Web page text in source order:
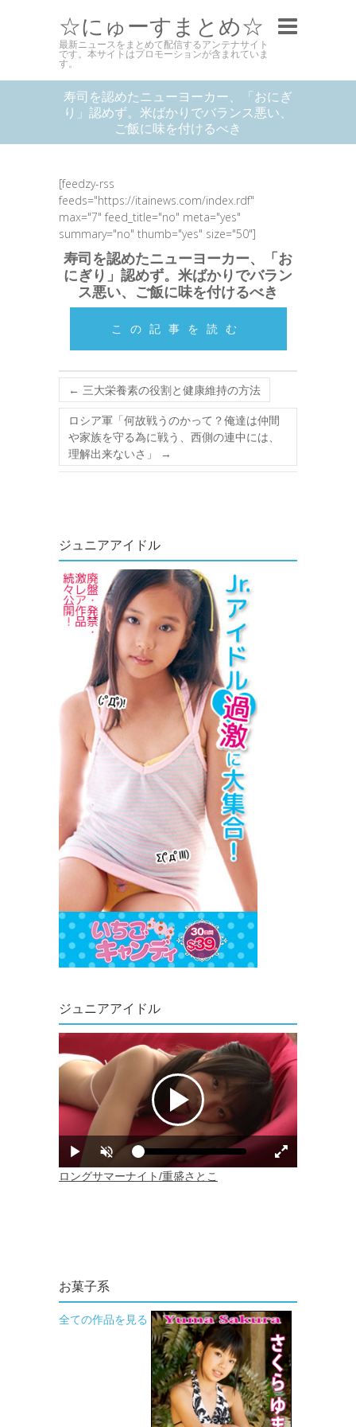
☆にゅーすまとめ☆
最新ニュースをまとめて配信するアンテナサイト
です。本サイトはプロモーションが含まれていま
す。
寿司を認めたニューヨーカー、「おにぎ
り」認めず。米ばかりでバランス悪い、
ご飯に味を付けるべき
[feedzy-rss
feeds="https://itainews.com/index.rdf"
max="7" feed_title="no" meta="yes"
summary="no" thumb="yes" size="50"]
寿司を認めたニューヨーカー、「お
にぎり」認めず。米ばかりでバラン
ス悪い、ご飯に味を付けるべき
この記事を読む
← 三大栄養素の役割と健康維持の方法
ロシア軍「何故戦うのかって？俺達は仲間
や家族を守る為に戦う、西側の連中には、
理解出来ないさ」
→
ジュニアアイドル
ジュニアアイドル
お菓子系
全ての作品を見る